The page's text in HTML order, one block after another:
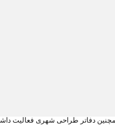
دفاتر طراحی شهری فعالیت